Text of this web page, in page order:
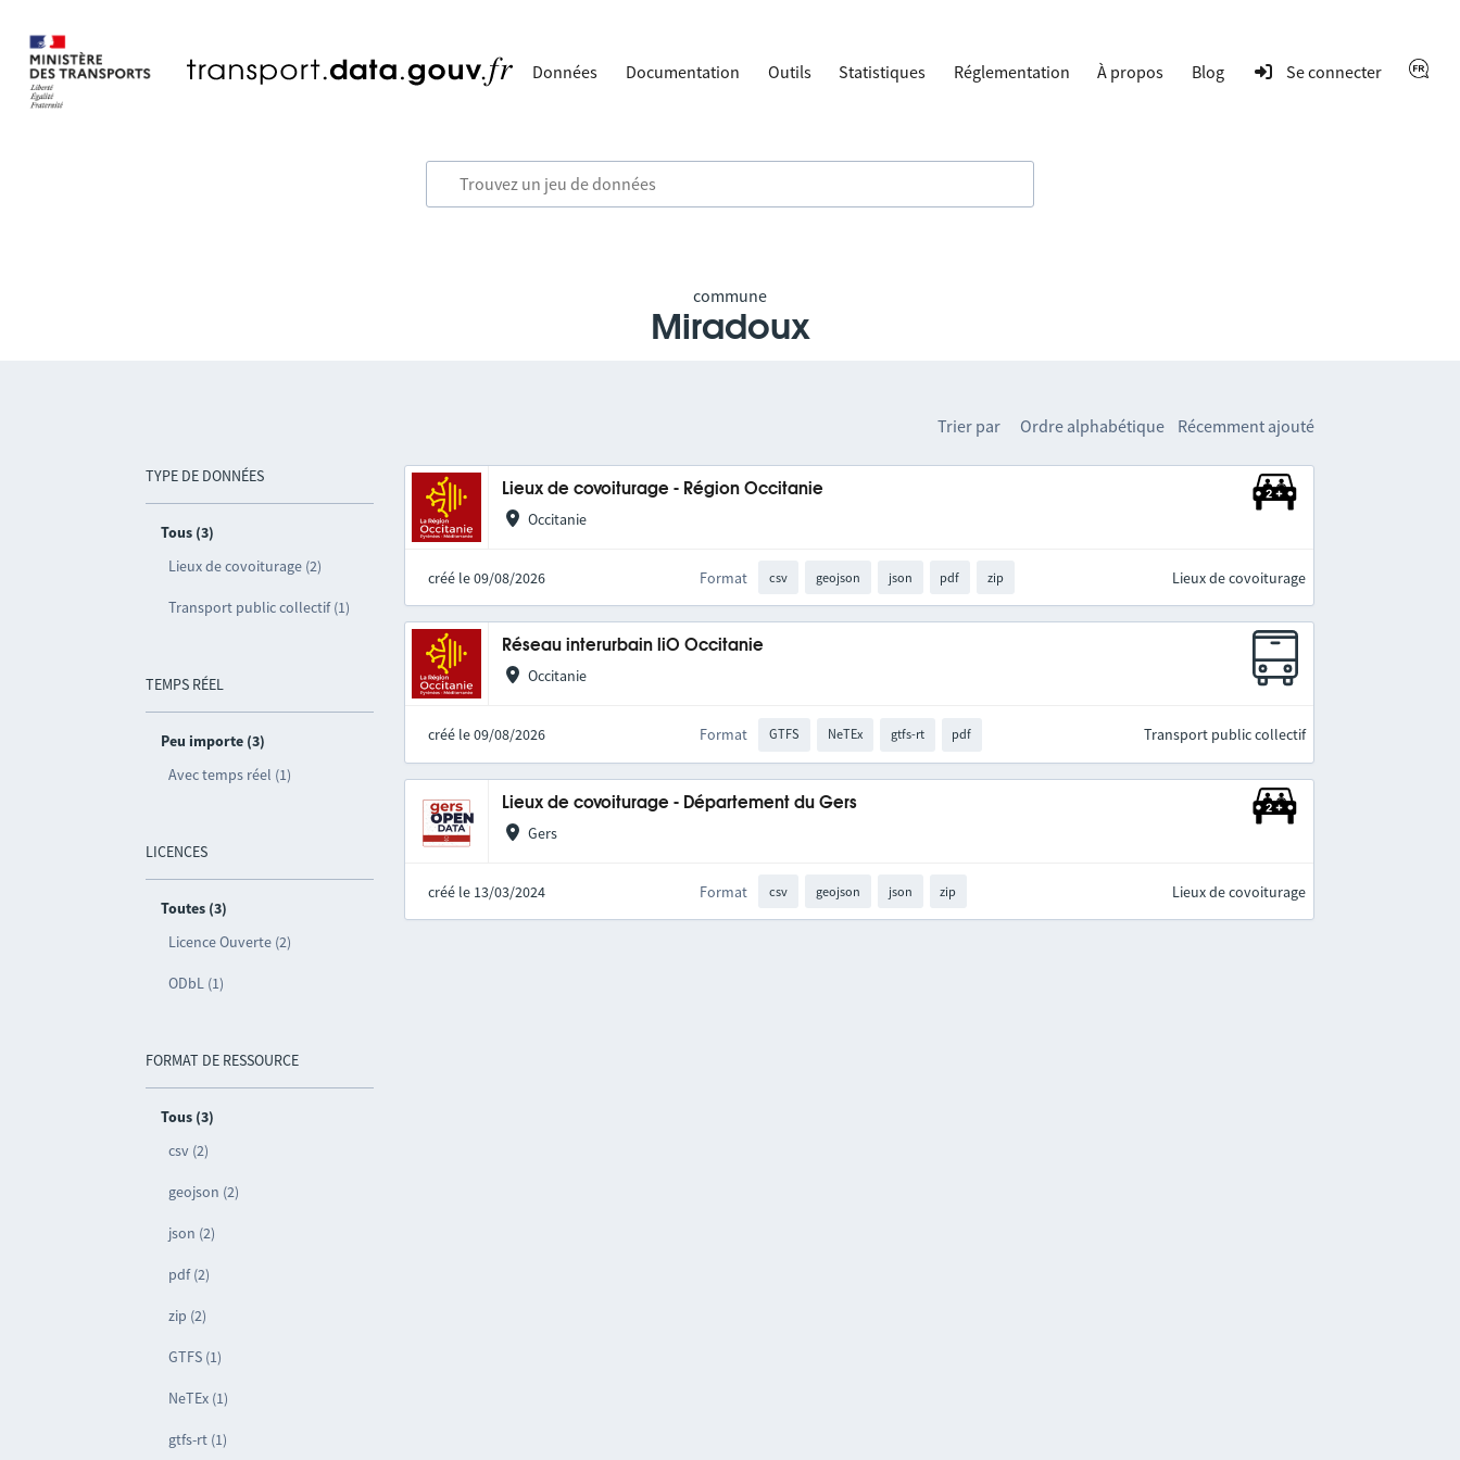
Données Documentation Outils Statistiques Réglementation À propos Blog Se connecter
commune
Miradoux
TYPE DE DONNÉES
Tous (3)
Lieux de covoiturage (2)
Transport public collectif (1)
TEMPS RÉEL
Peu importe (3)
Avec temps réel (1)
LICENCES
Toutes (3)
Licence Ouverte (2)
ODbL (1)
FORMAT DE RESSOURCE
Tous (3)
csv (2)
geojson (2)
json (2)
pdf (2)
zip (2)
GTFS (1)
NeTEx (1)
gtfs-rt (1)
Trier par Ordre alphabétique Récemment ajouté
Lieux de covoiturage - Région Occitanie
Occitanie
créé le 09/08/2026 Format csv geojson json pdf zip Lieux de covoiturage
Réseau interurbain liO Occitanie
Occitanie
créé le 09/08/2026 Format GTFS NeTEx gtfs-rt pdf Transport public collectif
Lieux de covoiturage - Département du Gers
Gers
créé le 13/03/2024 Format csv geojson json zip Lieux de covoiturage